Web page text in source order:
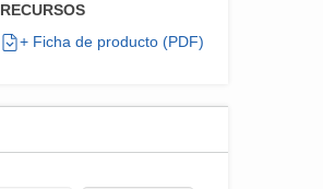
RECURSOS
+ Ficha de producto (PDF)